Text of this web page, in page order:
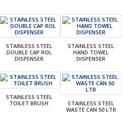
STAINLESS STEEL
DOUBLE CAP ROL
DISPENSER
STAINLESS STEEL
HAND TOWEL
DISPENSER
STAINLESS STEEL
TOILET BRUSH
STAINLESS STEEL
WASTE CAN 50 LTR